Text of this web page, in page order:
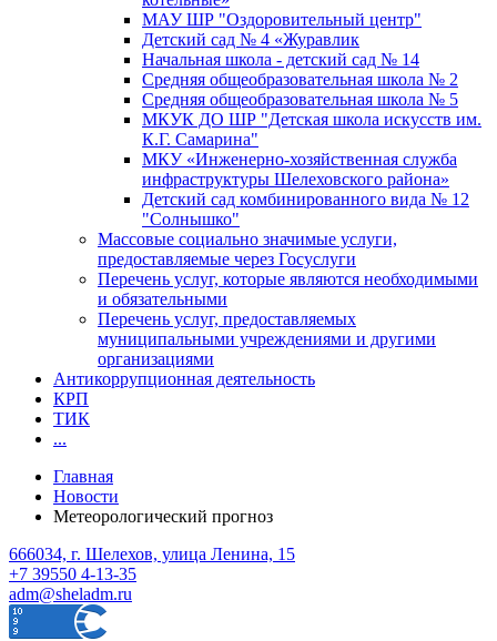
МАУ ШР "Оздоровительный центр"
Детский сад № 4 «Журавлик
Начальная школа - детский сад № 14
Средняя общеобразовательная школа № 2
Средняя общеобразовательная школа № 5
МКУК ДО ШР "Детская школа искусств им.
К.Г. Самарина"
МКУ «Инженерно-хозяйственная служба
инфраструктуры Шелеховского района»
Детский сад комбинированного вида № 12
"Солнышко"
Массовые социально значимые услуги,
предоставляемые через Госуслуги
Перечень услуг, которые являются необходимыми
и обязательными
Перечень услуг, предоставляемых
муниципальными учреждениями и другими
организациями
Антикоррупционная деятельность
КРП
ТИК
...
Главная
Новости
Метеорологический прогноз
666034, г. Шелехов, улица Ленина, 15
+7 39550 4-13-35
adm@sheladm.ru